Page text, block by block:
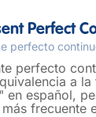
Perfect
perfecto
perfecto
a
en español,
frecuente